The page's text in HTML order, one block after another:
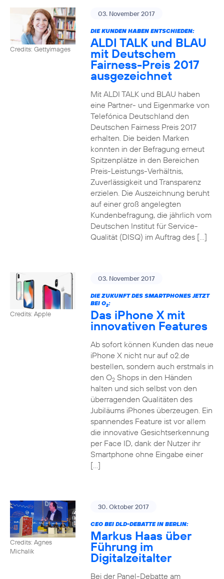
Credits: Gettyimages
03. November 2017
DIE KUNDEN HABEN ENTSCHIEDEN:
ALDI TALK und BLAU
mit Deutschem
Fairness-Preis 2017
ausgezeichnet
Mit ALDI TALK und BLAU haben
eine Partner- und Eigenmarke von
Telefónica Deutschland den
Deutschen Fairness Preis 2017
erhalten. Die beiden Marken
konnten in der Befragung erneut
Spitzenplätze in den Bereichen
Preis-Leistungs-Verhältnis,
Zuverlässigkeit und Transparenz
erzielen. Die Auszeichnung beruht
auf einer groß angelegten
Kundenbefragung, die jährlich vom
Deutschen Institut für Service-
Qualität (DISQ) im Auftrag des […]
Credits: Apple
03. November 2017
DIE ZUKUNFT DES SMARTPHONES JETZT
BEI O2:
Das iPhone X mit
innovativen Features
Ab sofort können Kunden das neue
iPhone X nicht nur auf o2.de
bestellen, sondern auch erstmals in
den O2Shops in den Händen
halten und sich selbst von den
überragenden Qualitäten des
Jubiläums iPhones überzeugen. Ein
spannendes Feature ist vor allem
die innovative Gesichtserkennung
per Face ID, dank der Nutzer ihr
Smartphone ohne Eingabe einer
[…]
Credits: Agnes
Michalik
30. Oktober 2017
CEO BEI DLD-DEBATTE IN BERLIN:
Markus Haas über
Führung im
Digitalzeitalter
Bei der Panel-Debatte am